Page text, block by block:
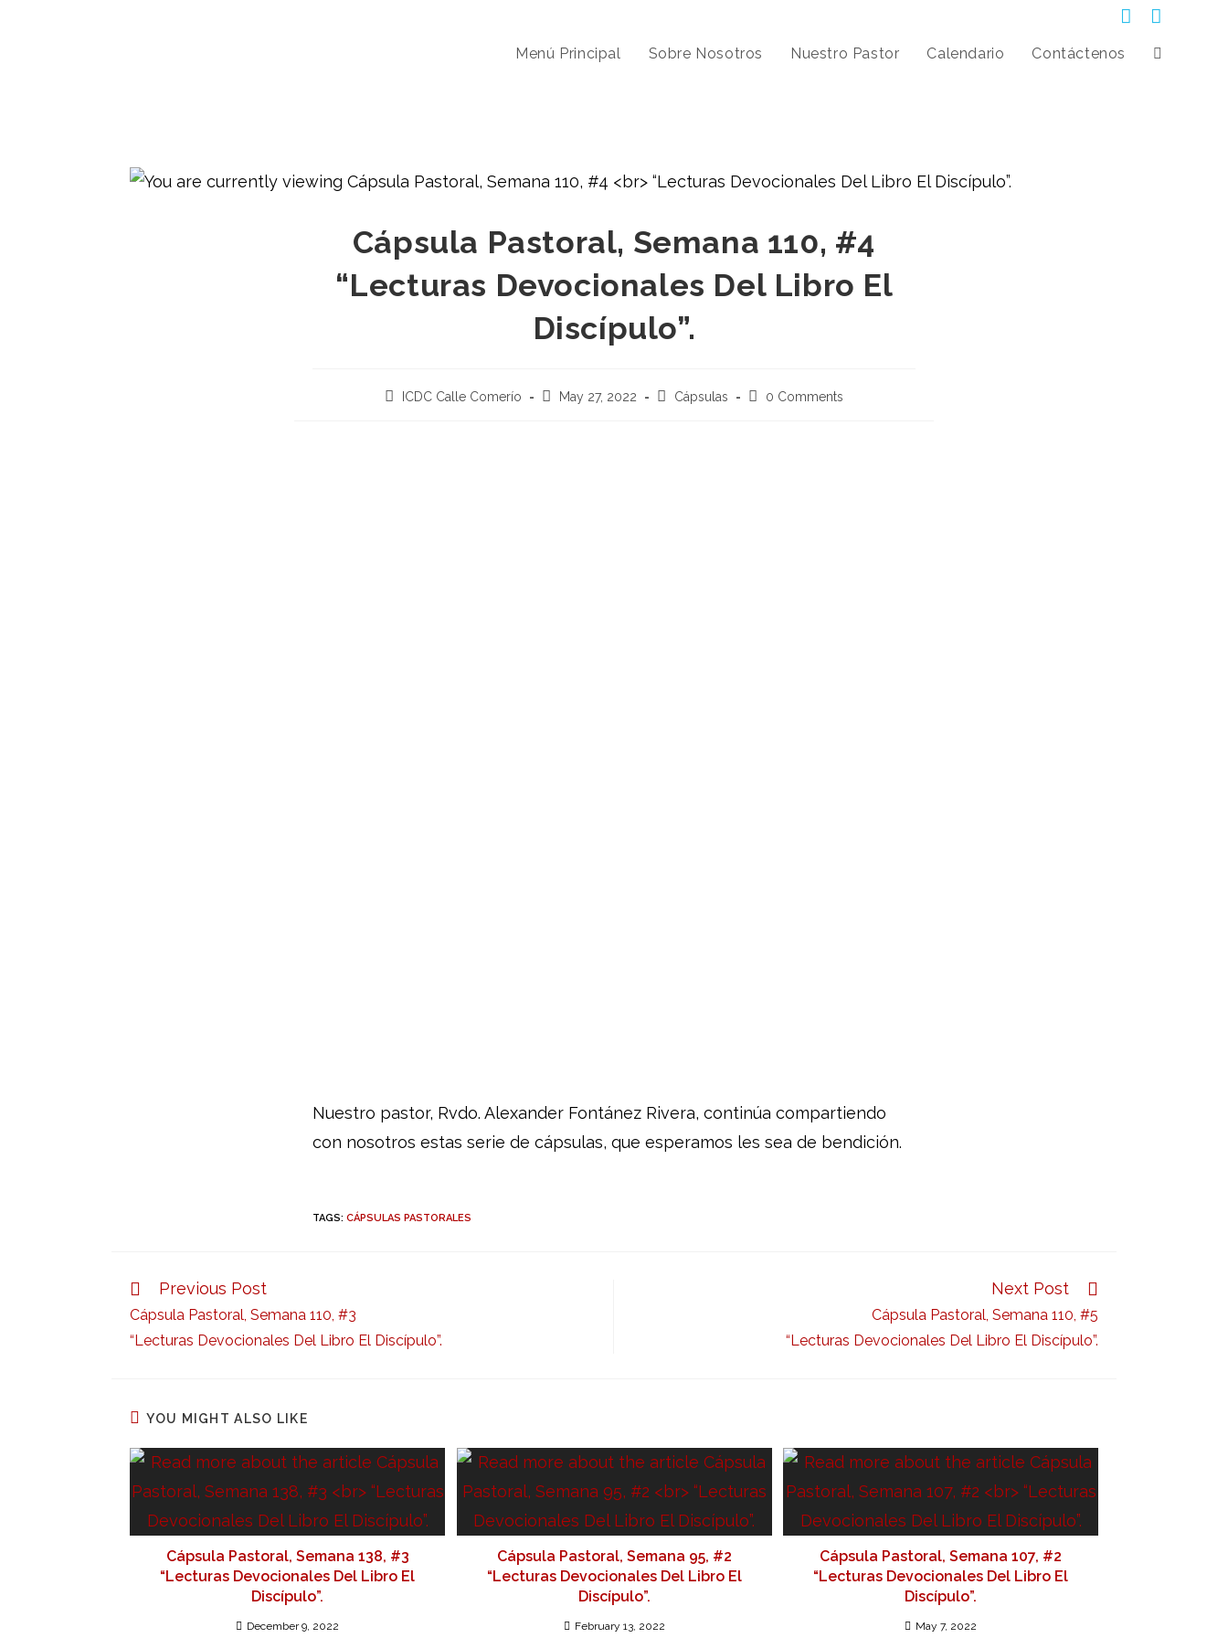
Menú Principal Sobre Nosotros Nuestro Pastor Calendario Contáctenos
Cápsula Pastoral, Semana 110, #4
“Lecturas Devocionales Del Libro El
Discípulo”.
ICDC Calle Comerío May 27, 2022 Cápsulas 0 Comments
Nuestro pastor, Rvdo. Alexander Fontánez Rivera, continúa compartiendo
con nosotros estas serie de cápsulas, que esperamos les sea de bendición.
TAGS: CÁPSULAS PASTORALES
Previous Post
Cápsula Pastoral, Semana 110, #3
“Lecturas Devocionales Del Libro El Discípulo”.
Next Post
Cápsula Pastoral, Semana 110, #5
“Lecturas Devocionales Del Libro El Discípulo”.
YOU MIGHT ALSO LIKE
Cápsula Pastoral, Semana 138, #3
“Lecturas Devocionales Del Libro El
Discípulo”.
December 9, 2022
Cápsula Pastoral, Semana 95, #2
“Lecturas Devocionales Del Libro El
Discípulo”.
February 13, 2022
Cápsula Pastoral, Semana 107, #2
“Lecturas Devocionales Del Libro El
Discípulo”.
May 7, 2022